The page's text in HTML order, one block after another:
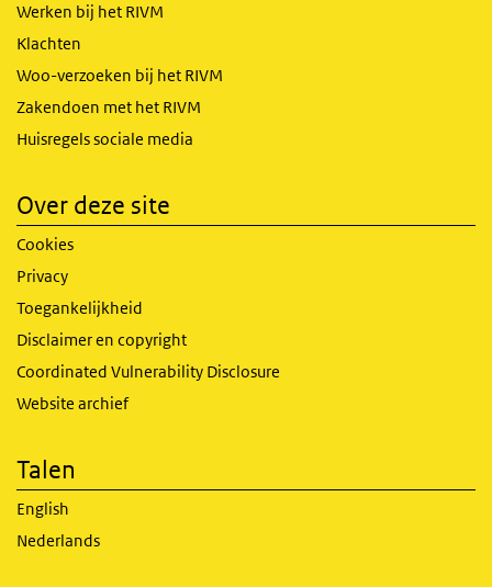
Werken bij het RIVM
Klachten
Woo-verzoeken bij het RIVM
Zakendoen met het RIVM
Huisregels sociale media
Over deze site
Cookies
Privacy
Toegankelijkheid
Disclaimer en copyright
Coordinated Vulnerability Disclosure
Website archief
Talen
English
Nederlands